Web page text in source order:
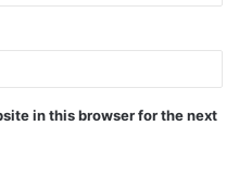
in this browser for the next